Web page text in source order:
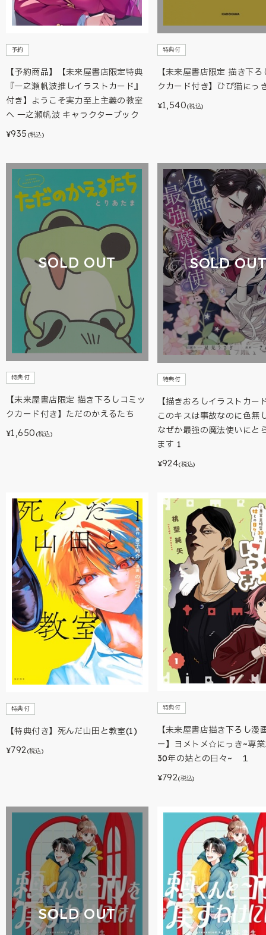
予約
【予約商品】【未来屋書店限定特典
『一之瀬帆波推しイラストカード』
付き】ようこそ実力至上主義の教室
へ 一之瀬帆波 キャラクターブック
¥935 (税込)
特典付
【未来屋書店限定 描き下
クカード付き】ひび猫にっ
¥1,540(税込)
SOLD OUT
特典付
【未来屋書店限定 描き下ろしコミッ
クカード付き】ただのかえるたち
¥1,650 (税込)
SOLD
特典付
【描きおろしイラストカー
このキスは事故なのに色無
なぜか最強の魔法使いにと
ます 1
¥924(税込)
特典付
【特典付き】死んだ山田と教室(1)
¥792(税込)
特典付
【未来屋書店描き下ろし漫
ー】ヨメトメ☆にっき~専
30年の姑との日々~ １
¥792(税込)
SOLD OUT